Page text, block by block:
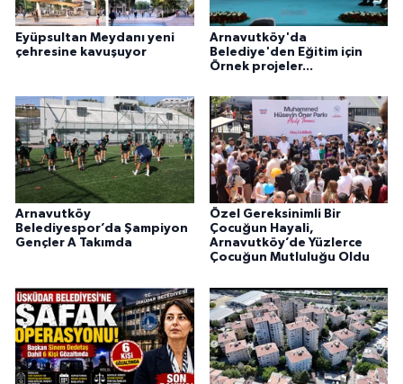
Eyüpsultan Meydanı yeni
çehresine kavuşuyor
Arnavutköy'da
Belediye'den Eğitim için
Örnek projeler...
Arnavutköy
Belediyespor’da Şampiyon
Gençler A Takımda
Özel Gereksinimli Bir
Çocuğun Hayali,
Arnavutköy’de Yüzlerce
Çocuğun Mutluluğu Oldu